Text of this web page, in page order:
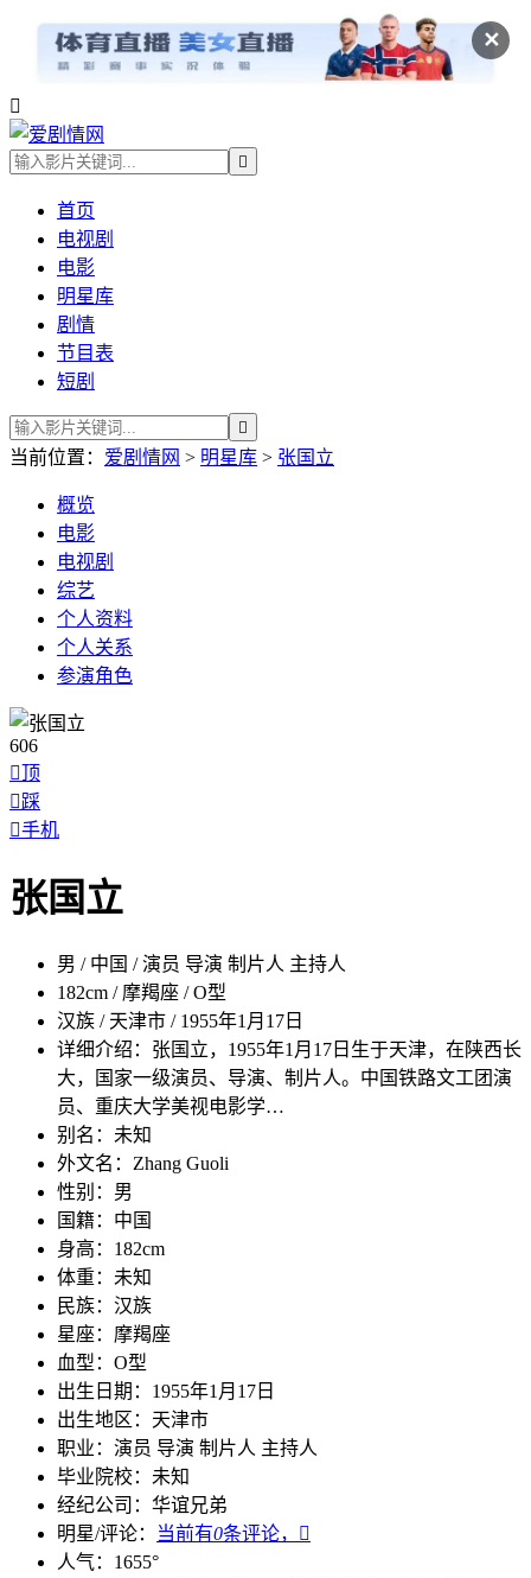
✕


首页
电视剧
电影
明星库
剧情
节目表
短剧

当前位置： 爱剧情网 > 明星库 > 张国立
概览
电影
电视剧
综艺
个人资料
个人关系
参演角色
606
顶
踩
手机
张国立
男 / 中国 / 演员 导演 制片人 主持人
182cm / 摩羯座 / O型
汉族 / 天津市 / 1955年1月17日
详细介绍： 张国立，1955年1月17日生于天津，在陕西长
大，国家一级演员、导演、制片人。中国铁路文工团演
员、重庆大学美视电影学…
别名： 未知
外文名： Zhang Guoli
性别： 男
国籍： 中国
身高： 182cm
体重： 未知
民族： 汉族
星座： 摩羯座
血型： O型
出生日期： 1955年1月17日
出生地区： 天津市
职业： 演员 导演 制片人 主持人
毕业院校： 未知
经纪公司： 华谊兄弟
明星/评论：
当前有0条评论，

人气： 1655°